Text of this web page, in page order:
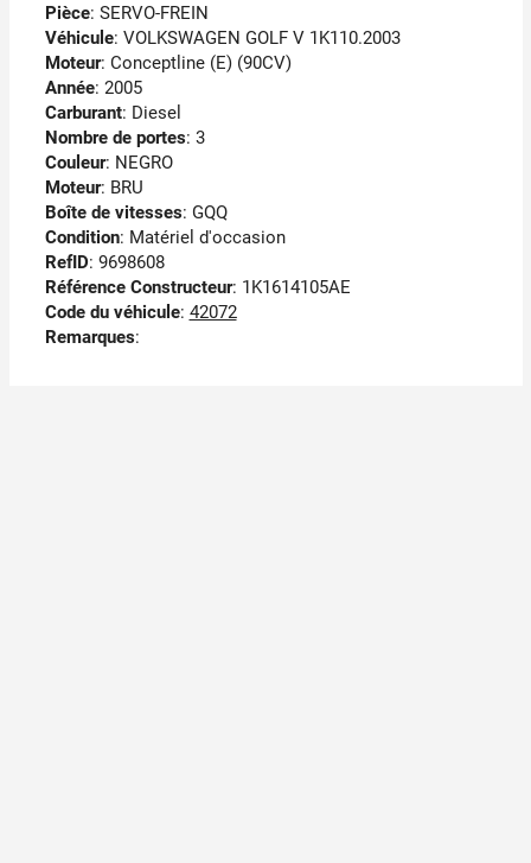
Pièce: SERVO-FREIN
Véhicule: VOLKSWAGEN GOLF V 1K110.2003
Moteur: Conceptline (E) (90CV)
Année: 2005
Carburant: Diesel
Nombre de portes: 3
Couleur: NEGRO
Moteur: BRU
Boîte de vitesses: GQQ
Condition: Matériel d'occasion
RefID: 9698608
Référence Constructeur: 1K1614105AE
Code du véhicule: 42072
Remarques: